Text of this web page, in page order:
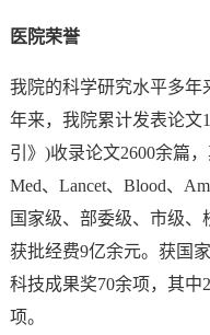
医院荣誉
我院的科学研究水平多年
年来，我院累计发表论文
引》)收录论文2600余篇
Med、Lancet、Blood、
国家级、部委级、市级、
获批经费9亿余元。获国
科技成果奖70余项，其中
项。